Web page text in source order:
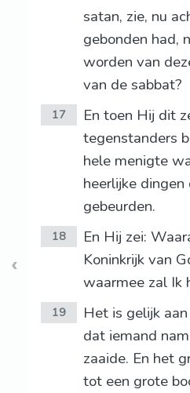
satan, zie, nu
gebonden had,
worden van
van de sabbat?
17
En toen Hij dit
tegenstanders
hele menigte
heerlijke
gebeurden.
18
En Hij zei:
Koninkrijk van
waarmee zal Ik
19
Het is gelijk
dat iemand
zaaide. En het
tot een grote